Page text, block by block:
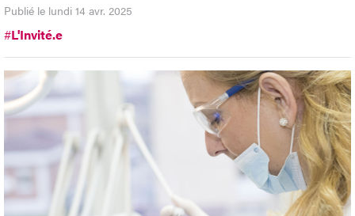
Publié le lundi 14 avr. 2025
#L'Invité.e